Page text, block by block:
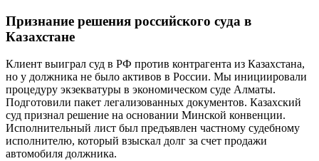
Признание решения российского суда в
Казахстане
Клиент выиграл суд в РФ против контрагента из Казахстана,
но у должника не было активов в России. Мы инициировали
процедуру экзекватуры в экономическом суде Алматы.
Подготовили пакет легализованных документов. Казахский
суд признал решение на основании Минской конвенции.
Исполнительный лист был предъявлен частному судебному
исполнителю, который взыскал долг за счет продажи
автомобиля должника.